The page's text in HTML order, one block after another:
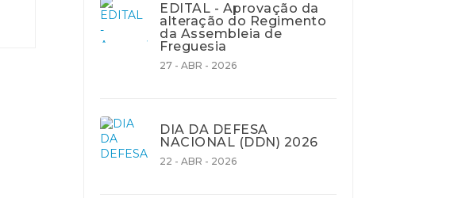
EDITAL - Aprovação da
alteração do Regimento
da Assembleia de
Freguesia
27 - ABR - 2026
DIA DA DEFESA
NACIONAL (DDN) 2026
22 - ABR - 2026